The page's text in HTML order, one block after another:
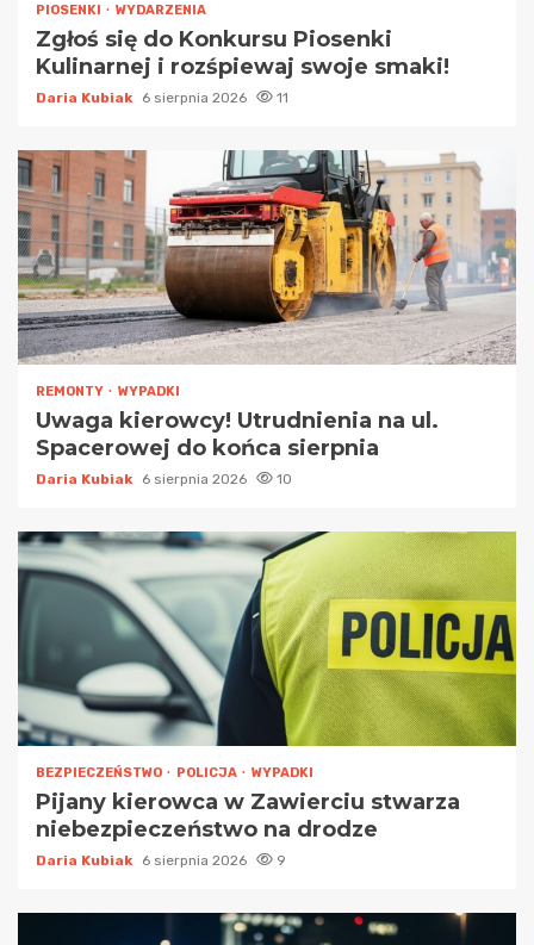
PIOSENKI WYDARZENIA
Zgłoś się do Konkursu Piosenki
Kulinarnej i rozśpiewaj swoje smaki!
Daria Kubiak 6 sierpnia 2026 11
REMONTY WYPADKI
Uwaga kierowcy! Utrudnienia na ul.
Spacerowej do końca sierpnia
Daria Kubiak 6 sierpnia 2026 10
BEZPIECZEŃSTWO POLICJA WYPADKI
Pijany kierowca w Zawierciu stwarza
niebezpieczeństwo na drodze
Daria Kubiak 6 sierpnia 2026 9